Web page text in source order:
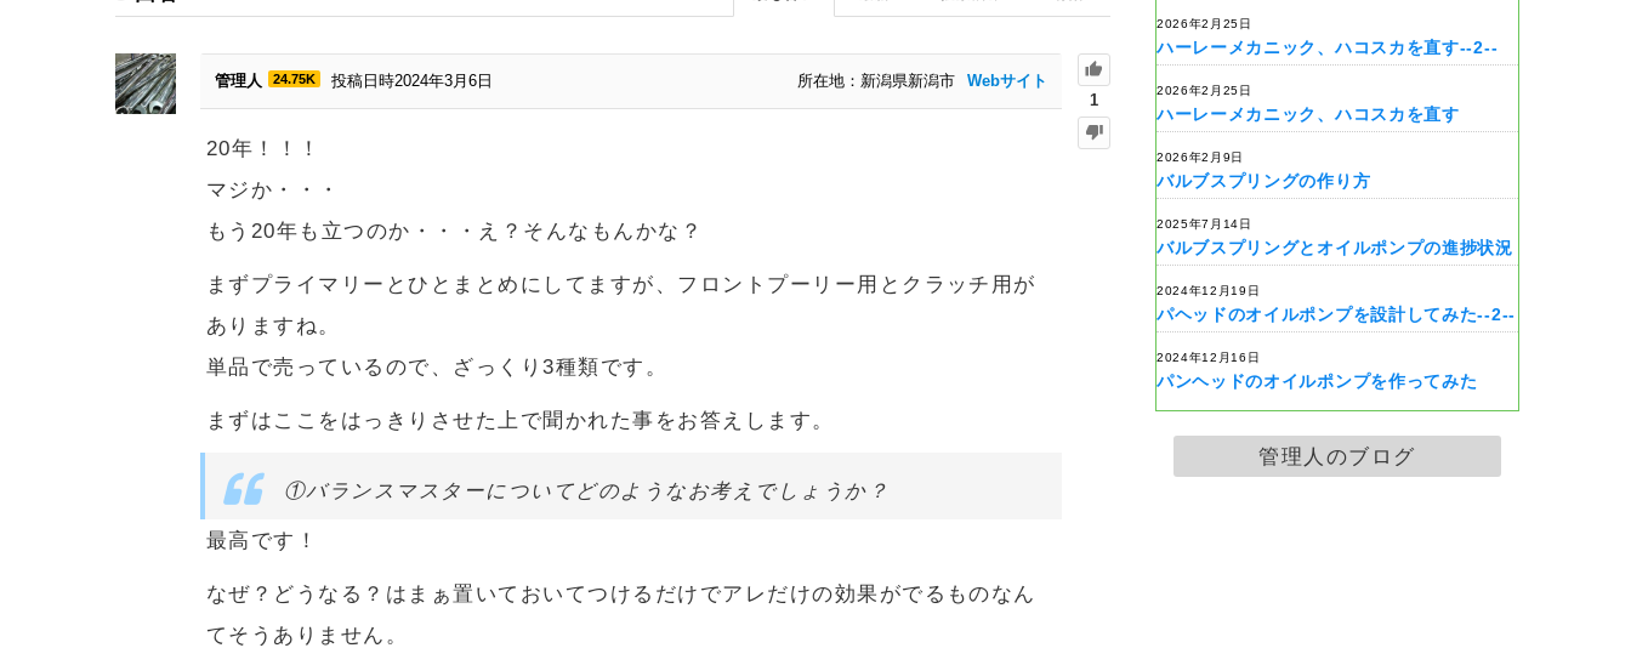
1
管理人 24.75K 投稿日時2024年3月6日 Webサイト
所在地：新潟県新潟市
20年！！！
マジか・・・
もう20年も立つのか・・・え？そんなもんかな？
まずプライマリーとひとまとめにしてますが、フロントプーリー用とクラッチ用が
ありますね。
単品で売っているので、ざっくり3種類です。
まずはここをはっきりさせた上で聞かれた事をお答えします。
①バランスマスターについてどのようなお考えでしょうか？
最高です！
なぜ？どうなる？はまぁ置いておいてつけるだけでアレだけの効果がでるものなん
てそうありません。
2026年2月25日
ハーレーメカニック、ハコスカを直す--2--
2026年2月25日
ハーレーメカニック、ハコスカを直す
2026年2月9日
バルブスプリングの作り方
2025年7月14日
バルブスプリングとオイルポンプの進捗状況
2024年12月19日
パヘッドのオイルポンプを設計してみた--2--
2024年12月16日
パンヘッドのオイルポンプを作ってみた
管理人のブログ